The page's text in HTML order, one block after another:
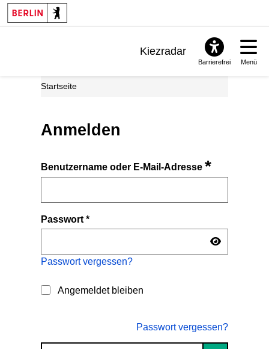
Kiezradar
Barrierefrei Menü
Startseite
Anmelden
Benutzername oder E-Mail-Adresse*
Passwort*
Passwort vergessen?
Angemeldet bleiben
Passwort vergessen?